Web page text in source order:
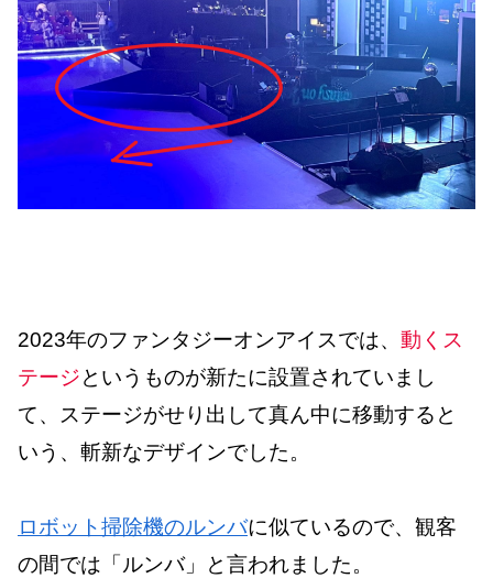
2023年のファンタジーオンアイスでは、 動くス
テージというものが新たに設置されていまし
て、ステージがせり出して真ん中に移動すると
いう、斬新なデザインでした。
ロボット掃除機のルンバに似ているので、観客
の間では「ルンバ」と言われました。